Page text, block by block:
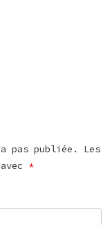
pas publiée.
Les
*